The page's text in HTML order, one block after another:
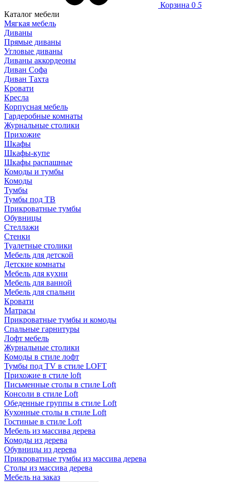
Корзина 0 5
Каталог мебели
Мягкая мебель
Диваны
Прямые диваны
Угловые диваны
Диваны аккордеоны
Диван Софа
Диван Тахта
Кровати
Кресла
Корпусная мебель
Гардеробные комнаты
Журнальные столики
Прихожие
Шкафы
Шкафы-купе
Шкафы распашные
Комоды и тумбы
Комоды
Тумбы
Тумбы под ТВ
Прикроватные тумбы
Обувницы
Стеллажи
Стенки
Туалетные столики
Мебель для детской
Детские комнаты
Мебель для кухни
Мебель для ванной
Мебель для спальни
Кровати
Матрасы
Прикроватные тумбы и комоды
Спальные гарнитуры
Лофт мебель
Журнальные столики
Комоды в стиле лофт
Тумбы под TV в стиле LOFT
Прихожие в стиле loft
Письменные столы в стиле Loft
Консоли в стиле Loft
Обеденные группы в стиле Loft
Кухонные столы в стиле Loft
Гостиные в стиле Loft
Мебель из массива дерева
Комоды из дерева
Обувницы из дерева
Прикроватные тумбы из массива дерева
Столы из массива дерева
Мебель на заказ